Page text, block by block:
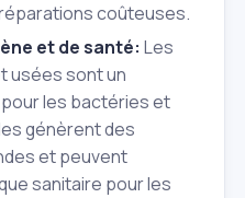
coûteuses.
et de santé: Les
usées sont un
les bactéries et
génèrent des
et peuvent
sanitaire pour les